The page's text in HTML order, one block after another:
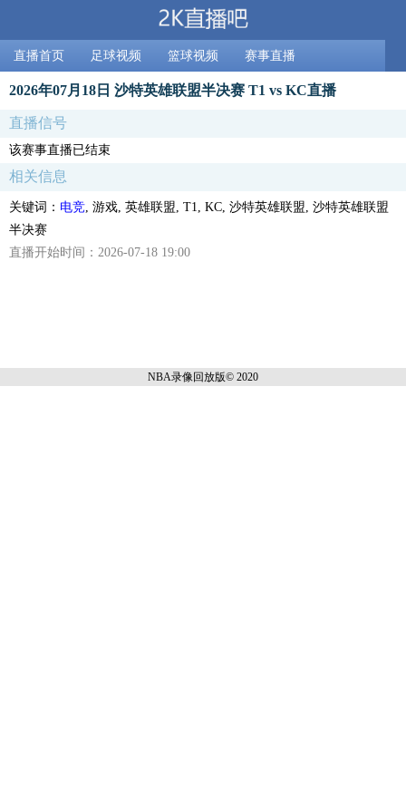
直播首页 足球视频 篮球视频 赛事直播
2026年07月18日 沙特英雄联盟半决赛 T1 vs KC直播
直播信号
该赛事直播已结束
相关信息
关键词： 电竞 , 游戏, 英雄联盟, T1, KC, 沙特英雄联盟, 沙特英雄联盟
半决赛
直播开始时间：2026-07-18 19:00
NBA录像回放版© 2020